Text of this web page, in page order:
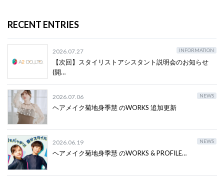
RECENT ENTRIES
2026.07.27 INFORMATION
【次回】スタイリストアシスタント説明会のお知らせ
(開…
2026.07.06 NEWS
ヘアメイク菊地身季慧 のWORKS 追加更新
2026.06.19 NEWS
ヘアメイク菊地身季慧 のWORKS & PROFILE…